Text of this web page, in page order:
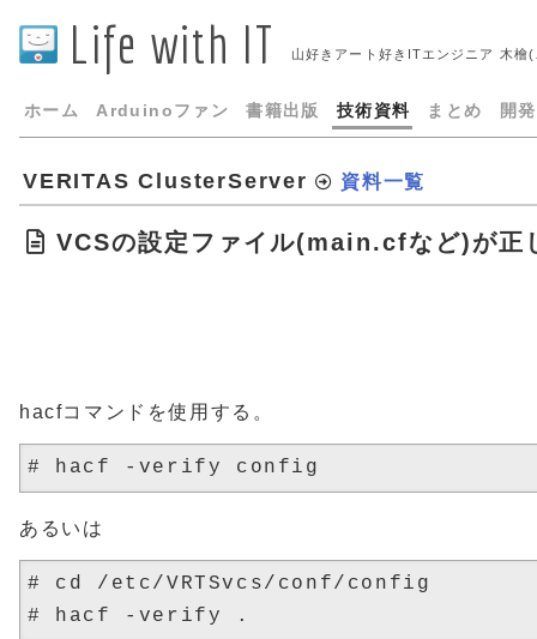
Life with IT 山好きアート好きITエンジニア 木檜
ホーム Arduinoファン 書籍出版 技術資料 まとめ 開
VERITAS ClusterServer 資料一覧
VCSの設定ファイル(main.cfなど)が正
hacfコマンドを使用する。
あるいは
# cd /etc/VRTSvcs/conf/config